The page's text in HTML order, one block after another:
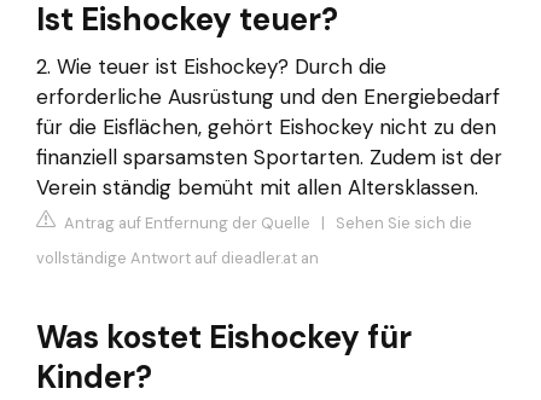
Ist Eishockey teuer?
2. Wie teuer ist Eishockey? Durch die
erforderliche Ausrüstung und den Energiebedarf
für die Eisflächen, gehört Eishockey nicht zu den
finanziell sparsamsten Sportarten. Zudem ist der
Verein ständig bemüht mit allen Altersklassen.
Antrag auf Entfernung der Quelle | Sehen Sie sich die
vollständige Antwort auf dieadler.at an
Was kostet Eishockey für
Kinder?